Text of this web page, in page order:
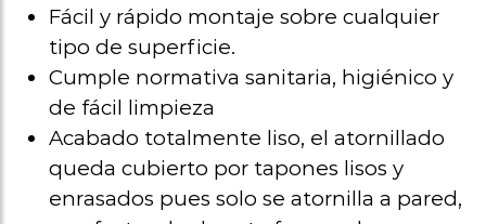
Fácil y rápido montaje sobre cualquier
tipo de superficie.
Cumple normativa sanitaria, higiénico y
de fácil limpieza
Acabado totalmente liso, el atornillado
queda cubierto por tapones lisos y
enrasados pues solo se atornilla a pared,